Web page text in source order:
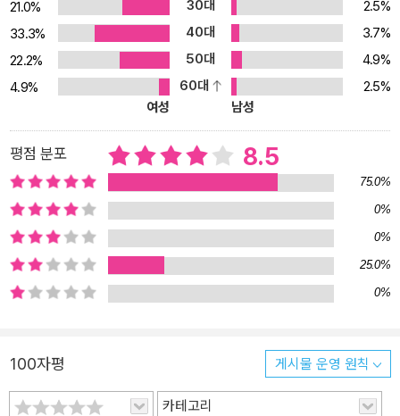
보는 법을 가르쳐주고 그 정보를 세상에 알리도록” 했다. “친구가 옆
에 서서 주위 사람들의 아픈 곳과 증상을 알려주는 것처럼” 그 영이
그에게 말을 해주었고 사람들의 몸을 들여다보는 법을 가르쳐주었는
데, 덕분에 그는 “마치 강력한 MRI 스캔처럼 사람들 몸의 막힌 곳, 질
병, 감염, 문제가 있는 곳과 심지어 과거의 병증까지 모두 볼 수 있었
다”(이상 “10장. 전 세계에 이는 치유 운동” 중)고 한다. “맨 처음 신
이 나에게 셀러리 주스를 권하도록 알려준 것은 1975년이다. 가족 중
한 명이 계단에서 떨어져 등에 심한 부상을 입은 일이 있었는데, 셀러
리 주스로 그 염증을 다스리게끔 알려주신 것이다. 그 당시 그런 이야
기는 아무도 들어본 적 없는 개념이었다. 그러고는 1977년, 위산 역
류로 심한 고통을 겪던 가족의 친구 한 명에게 역시 셀러리 주스를 마
시도록 한 일도 뚜렷하게 기억한다.”(“1장. 왜 하필 셀러리 주스일
까?” 중에서) 그리고 열서너 살 즈음 그는 동네 슈퍼마켓에서 상품 진
파는 셀러리로 즉석에서 주스를 만들어 큰 컵에 담아주곤 했다.(그곳
사장은 자기가 슈퍼마켓을 하면서 그렇게 많은 셀러리를 팔아본 적이
없다고 했단다.) 나이가 들어서는 전국 각지의 건강 식품점에서 적게
21.0% 30대
2.5%
33.3%
40대
3.7%
22.2%
50대
4.9%
4.9%
60대
2.5%
여성
남성
평점 분포 8.5
75.0%
0%
0%
25.0%
0%
100자평 게시물 운영 원칙
카테고리